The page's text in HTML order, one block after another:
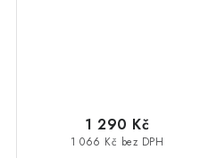
1 066 Kč bez DPH
1 290 Kč